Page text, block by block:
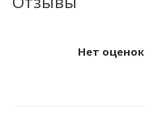
Нет оценок